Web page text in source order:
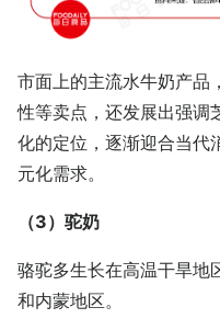
市面上的主流水牛奶产品
性等卖点，还发展出强调
化的定位，逐渐迎合当代
元化需求。
（3）驼奶
骆驼多生长在高温干旱地
和内蒙地区。